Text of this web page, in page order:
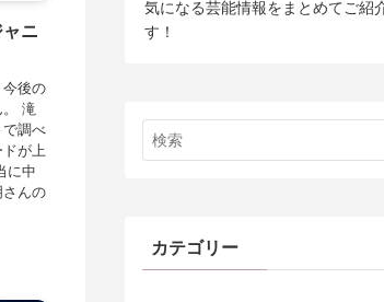
ニ
今後の
。 滝
で調べ
ドが上
に中
さんの
気になる芸能情報をまとめてご紹
す！
カテゴリー